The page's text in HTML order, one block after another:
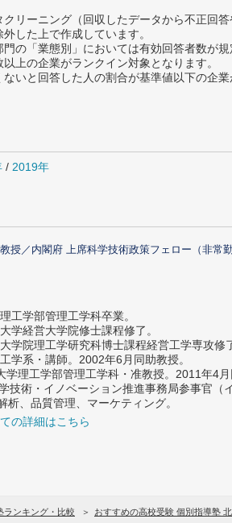
リーニング（回収したデータから不正回答
した上で作成しています。
の「業態別」においては有効回答者数が
上の企業がランクイン対象となります。
いと回答した人の割合が基準値以下の企業
/ 2019年
授／内閣府 上席科学技術政策フェロー（非常勤
工学部管理工学科卒業。
学経営大学院修士課程修了。
学院理工学研究科博士課程経営工学専攻修
学系・講師。2002年6月同助教授。
学理工学部管理工学科・准教授。2011年4月
技術・イノベーション推進事務局参事官（
析、品質管理、マーケティング。
の詳細はこちら
ランキング・比較 おすすめの高校受験 個別指導塾